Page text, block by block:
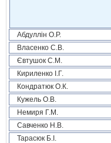
Абдуллін О.Р.
Власенко С.В.
Євтушок С.М.
Кириленко І.Г.
Кондратюк О.К.
Кужель О.В.
Немиря Г.М.
Савченко Н.В.
Тарасюк Б.І.